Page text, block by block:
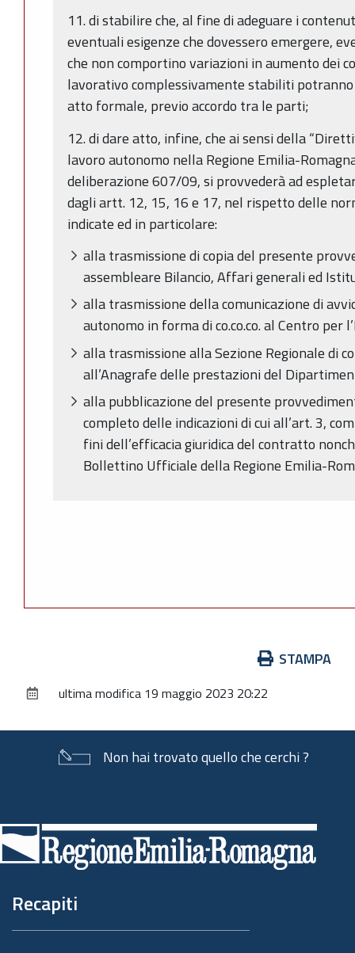
11. di stabilire che, al fine di adeguare i
eventuali esigenze che dovessero emergere,
che non comportino variazioni in aumento dei
lavorativo complessivamente stabiliti
atto formale, previo accordo tra le parti;
12. di dare atto, infine, che ai sensi della
lavoro autonomo nella Regione Emilia-
deliberazione 607/09, si provvederà ad
dagli artt. 12, 15, 16 e 17, nel rispetto delle
indicate ed in particolare:
alla trasmissione di copia del presente
assembleare Bilancio, Affari generali ed
alla trasmissione della comunicazione di
autonomo in forma di co.co.co. al Centro per
alla trasmissione alla Sezione Regionale di
all’Anagrafe delle prestazioni del
alla pubblicazione del presente
completo delle indicazioni di cui all’art. 3,
fini dell’efficacia giuridica del contratto
Bollettino Ufficiale della Regione Emilia-
documento
STAMPA
ultima modifica 19 maggio 2023 20:22
Non hai trovato quello che cerchi ?
di
pagina
Recapiti